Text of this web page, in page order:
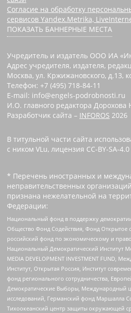
Согласие на обработку
сервисов Yandex.Metrika,
ПОКАЗАТЬ БАННЕРНЫЕ МЕСТА
Учредитель и издатель ООО ИА
Адрес учредителя, издателя,
Москва, ул. Кржижановского, д.13,
Телефон: +7 (495) 718-84-11
E-mail: info@engels-podrobnosti.ru
И.О. главного редактора Дорохова
Разработчик сайта – INFOROS 2026
В титульной части сайта
с ником VLu, лицензия CC-BY-SA-4.0
* Перечень иностранных и
неправительственных
признана нежелательной на
Федерации:
Национальный фонд в поддержку
Общество Фонд Содействия, Фонд Открытое
российский фонд по экономическому и
Национальный Демократический Институт
MEDIA DEVELOPMENT INVESTMENT FUND,
Институт, Открытая Россия, Институт
фонд регионального сотрудничества,
Демократические Выборы, Международный
исследований, Германский фонд Маршалла
Тихоокеанский центр защиты окружающей